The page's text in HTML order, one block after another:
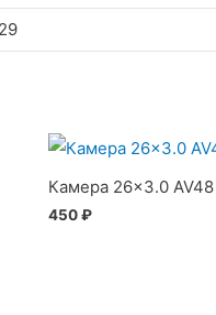
Камера 26×3.0 AV48
450₽